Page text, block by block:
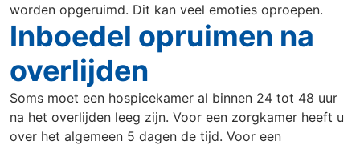
worden opgeruimd. Dit kan veel emoties oproepen.
Inboedel opruimen na
overlijden
Soms moet een hospicekamer al binnen 24 tot 48 uur
na het overlijden leeg zijn. Voor een zorgkamer heeft u
over het algemeen 5 dagen de tijd. Voor een